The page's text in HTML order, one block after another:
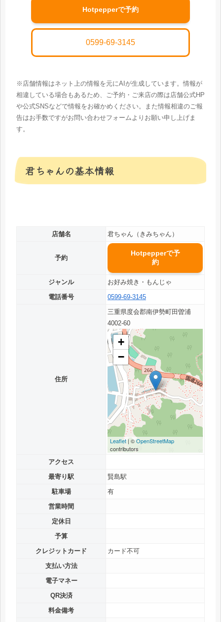
Hotpepperで予約
0599-69-3145
※店舗情報はネット上の情報を元にAIが生成しています。情報が
相違している場合もあるため、ご予約・ご来店の際は店舗公式HP
や公式SNSなどで情報をお確かめください。また情報相違のご報
告はお手数ですがお問い合わせフォームよりお願い申し上げま
す。
君ちゃんの基本情報
店舗名 君ちゃん（きみちゃん）
予約
Hotpepperで予
約
ジャンル
お好み焼き・もんじゃ
電話番号
0599-69-3145
住所
三重県度会郡南伊勢町田曽浦
4002-60
+
−
Leaflet | ©OpenStreetMap
contributors
アクセス
最寄り駅
賢島駅
駐車場
有
営業時間
定休日
予算
クレジットカード
カード不可
支払い方法
電子マネー
QR決済
料金備考